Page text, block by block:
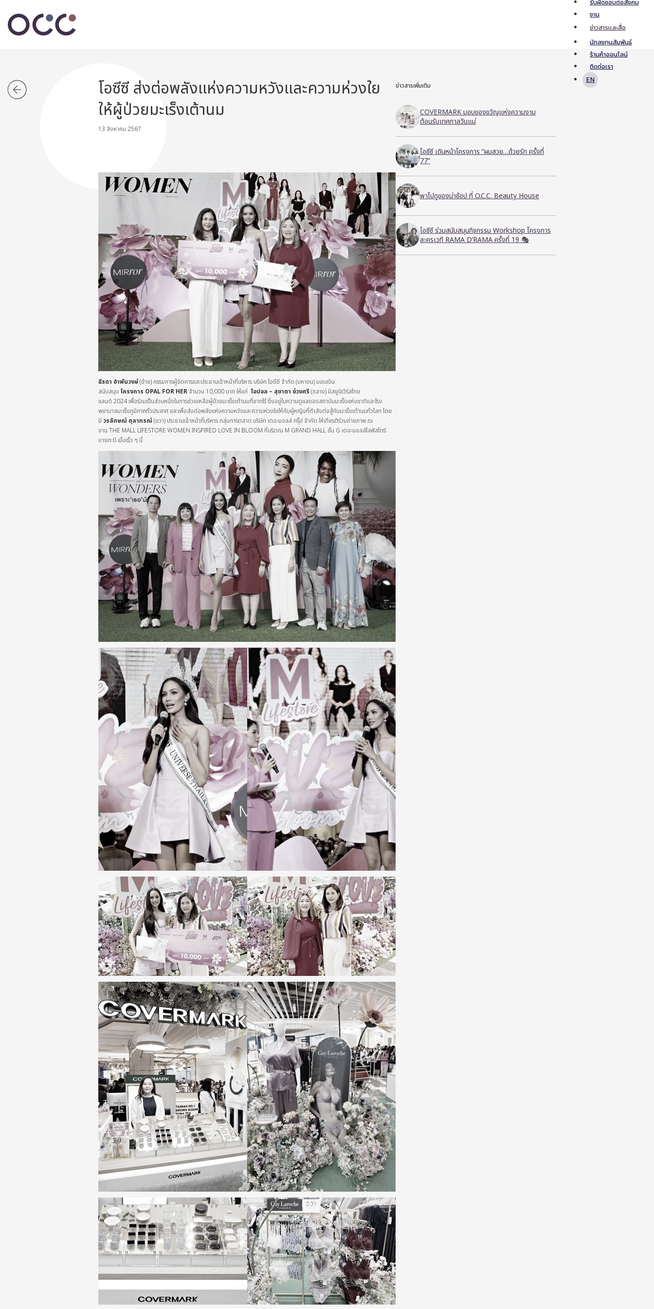
รับผิดชอบต่อสังคม
งาน
ข่าวสารและสื่อ
นักลงทุนสัมพันธ์
ร้านค้าออนไลน์
ติดต่อเรา
EN
โอซีซี ส่งต่อพลังแห่งความหวังและความห่วงใย
ให้ผู้ป่วยมะเร็งเต้านม
13 สิงหาคม 2567
ธีรดา อำพันวงษ์(ซ้าย) กรรมการผู้จัดการและประธานเจ้าหน้าที่บริหาร บริษัท โอซีซี จำกัด (มหาชน) มอบเงิน
สนับสนุน โครงการ OPAL FOR HERจำนวน 10,000 บาท ให้แก่ โอปอล – สุชาตา ช่วงศรี (กลาง) มิสยูนิเวิร์สไทย
แลนด์ 2024 เพื่อร่วมเป็นส่วนหนึ่งในการช่วยเหลือผู้ป่วยมะเร็งเต้านมที่ยากไร้ ซึ่งอยู่ในความดูแลของสถาบันมะเร็งแห่งชาติและโรง
พยาบาลมะเร็งภูมิภาคทั่วประเทศ และเพื่อส่งต่อพลังแห่งความหวังและความห่วงใยให้กับผู้หญิงที่กำลังต่อสู้กับมะเร็งเต้านมทั่วโลก โดย
มี วรลักษณ์ ตุลาภรณ์ (ขวา) ประธานเจ้าหน้าที่บริหาร กลุ่มการตลาด บริษัท เดอะมอลล์ กรุ๊ป จำกัด ให้เกียรติร่วมถ่ายภาพ ณ
งาน THE MALL LIFESTORE WOMEN INSPIRED LOVE IN BLOOM ที่บริเวณ M GRAND HALL ชั้น G เดอะมอลล์ไลฟ์สโตร์
บางกะปิ เมื่อเร็ว ๆ นี้
ข่าวสารเพิ่มเติม
COVERMARK มอบของขวัญแห่งความงาม
ต้อนรับเทศกาลวันแม่
โอซีซี เดินหน้าโครงการ “ผมสวย…ด้วยรัก ครั้งที่
77”
พาไปดูของน่าช้อป ที่ O.C.C. Beauty House
โอซีซี ร่วมสนับสนุนกิจกรรม Workshop โครงการ
ละครเวที RAMA D’RAMA ครั้งที่ 19 🎭